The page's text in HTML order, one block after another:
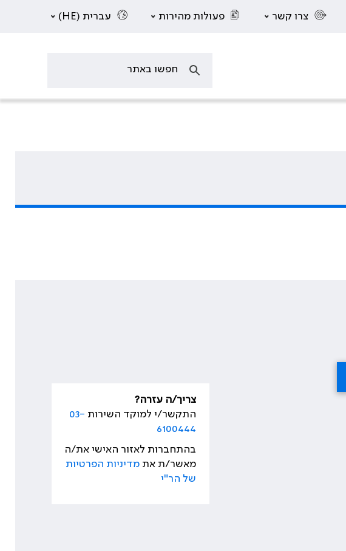
צרו קשר פעולות מהירות עברית (HE)
צריך/ה עזרה?
התקשר/י למוקד השירות 03-
6100444
בהתחברות לאזור האישי את/ה
מאשר/ת אתמדיניות הפרטיות
של הר"י